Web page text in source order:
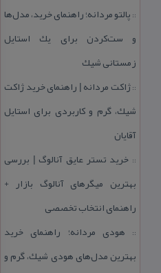
:: پالتو مردانه؛ راهنمای خرید، مدل‌ها
و ست‌كردن برای یك استایل
زمستانی شیك
::ژاكت مردانه | راهنمای خرید ژاكت
شیك، گرم و كاربردی برای استایل
آقایان
:: خرید تستر عایق آنالوگ | بررسی
بهترین میگرهای آنالوگ بازار +
راهنمای انتخاب تخصصی
:: هودی مردانه؛ راهنمای خرید
بهترین مدل‌های هودی شیك، گرم و